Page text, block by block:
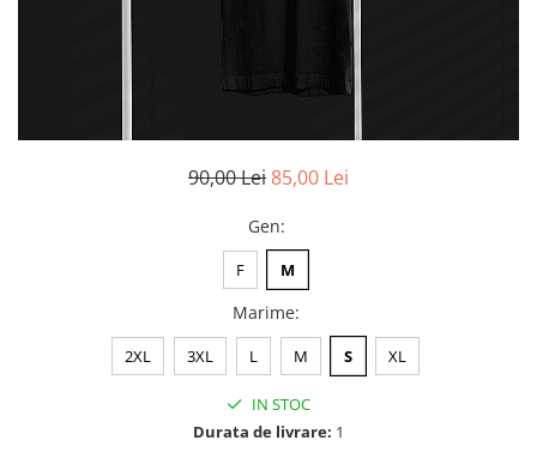
90,00 Lei85,00 Lei
Gen:
F M
Marime:
2XL 3XL L M S XL
IN STOC
Durata de livrare: 1